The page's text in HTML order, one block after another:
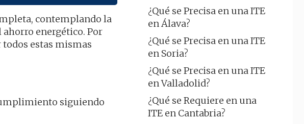
contemplando la
energético. Por
estas mismas
siguiendo
¿Qué se Precisa en una ITE
en Álava?
¿Qué se Precisa en una ITE
en Soria?
¿Qué se Precisa en una ITE
en Valladolid?
¿Qué se Requiere en una
ITE en Cantabria?